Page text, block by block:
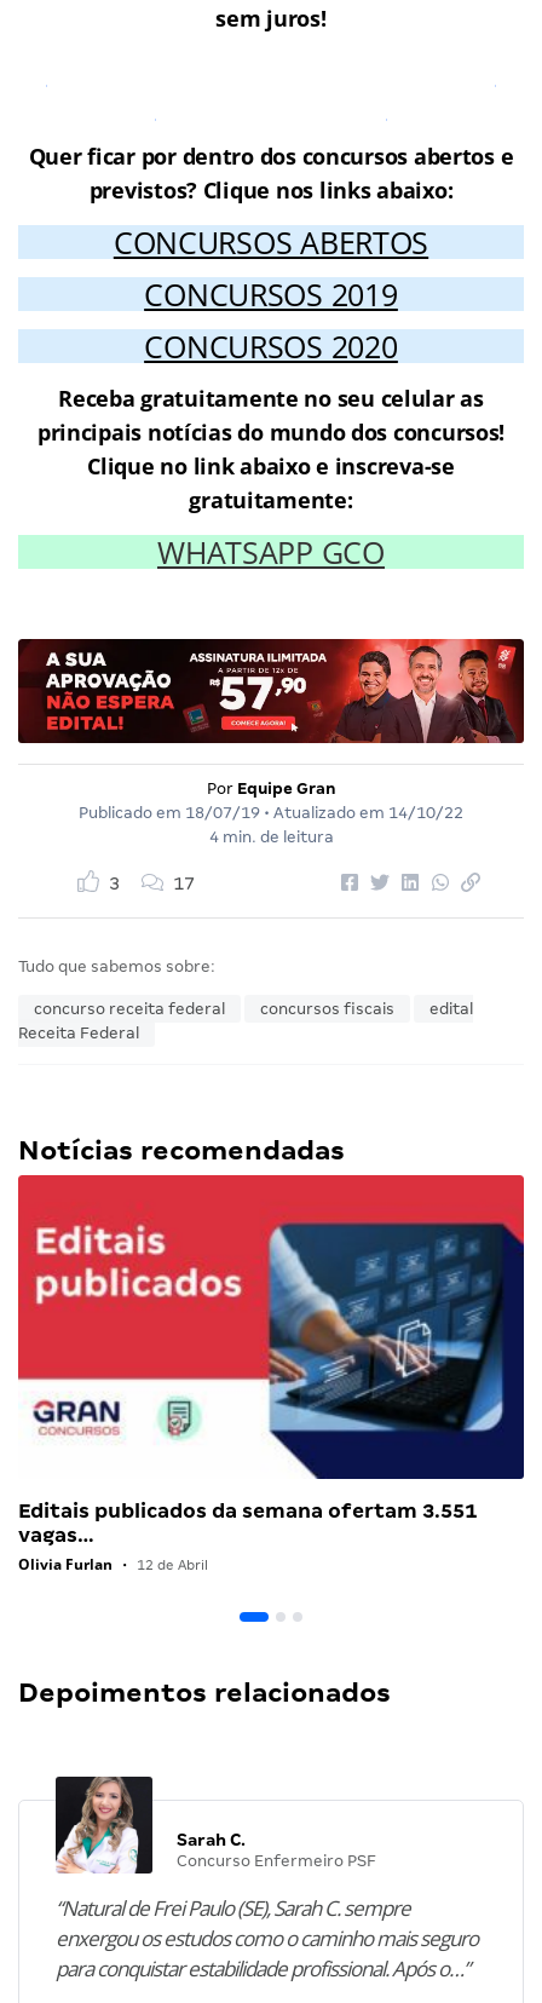
sem juros!
Quer ficar por dentro dos concursos abertos e
previstos? Clique nos links abaixo:
CONCURSOS ABERTOS
CONCURSOS 2019
CONCURSOS 2020
Receba gratuitamente no seu celular as
principais notícias do mundo dos concursos!
Clique no link abaixo e inscreva-se
gratuitamente:
WHATSAPP GCO
Por Equipe Gran
Publicado em 18/07/19 • Atualizado em 14/10/22
4 min. de leitura
3 17
Tudo que sabemos sobre:
concurso receita federal concursos fiscais
edital
Receita Federal
Notícias recomendadas
Editais publicados da semana ofertam 3.551
vagas…
Olivia Furlan • 12 de Abril
Depoimentos relacionados
Sarah C.
Concurso Enfermeiro PSF
“Natural de Frei Paulo (SE), Sarah C. sempre
enxergou os estudos como o caminho mais seguro
para conquistar estabilidade profissional. Após o…”